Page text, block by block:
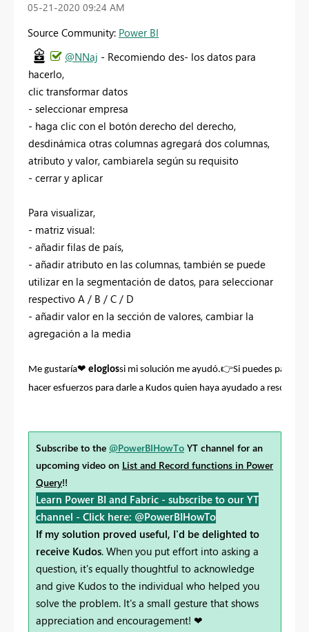
‎05-21-2020 09:24 AM
Source Community: Power BI
@NNaj - Recomiendo des- los datos para
hacerlo,
clic transformar datos
- seleccionar empresa
- haga clic con el botón derecho del derecho,
desdinámica otras columnas agregará dos columnas,
atributo y valor, cambiarela según su requisito
- cerrar y aplicar
Para visualizar,
- matriz visual:
- añadir filas de país,
- añadir atributo en las columnas, también se puede
utilizar en la segmentación de datos, para seleccionar
respectivo A / B / C / D
- añadir valor en la sección de valores, cambiar la
agregación a la media
Me gustaría❤ elogiossi mi solución me ayudó.👉Si puedes pasar
hacer esfuerzos para darle a Kudos quien haya ayudado a resolver
Subscribe to the @PowerBIHowTo YT channel for an
upcoming video on List and Record functions in Power
Query!!
Learn Power BI and Fabric - subscribe to our YT
channel - Click here: @PowerBIHowTo
If my solution proved useful, I'd be delighted to
receive Kudos. When you put effort into asking a
question, it's equally thoughtful to acknowledge
and give Kudos to the individual who helped you
solve the problem. It's a small gesture that shows
appreciation and encouragement! ❤